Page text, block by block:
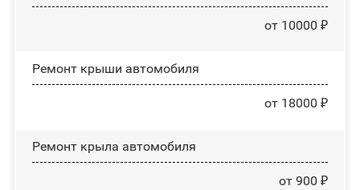
от 10000 ₽
Ремонт крыши автомобиля
от 18000 ₽
Ремонт крыла автомобиля
от 900 ₽